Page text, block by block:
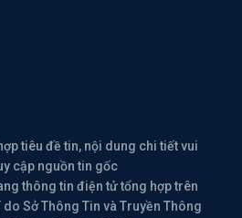
tiêu đề tin, nội dung chi tiết vui
cập nguồn tin gốc
thông tin điện tử tổng hợp trên
Sở Thông Tin và Truyền Thông